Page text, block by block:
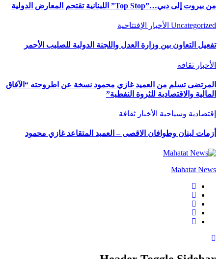
من بيروت إلى دبي…”Top Stop” اللبنانية تقتحم المعارض الدولية
Uncategorized الأخبار الإفتتاحية
تفعيل التعاون بين وزارة العدل واللجنة الدولية للصليب الأحمر
الأخبار ثقافة
المرتضى تسلم من العميد غازي محمود نسخة عن اطروحته “الآفاق
المالية والاقتصادية للثروة النفطية”
إقتصادية وسياحية الأخبار ثقافة
أزمات لبنان وطوافان الاقصى – العميد المتقاعد غازي محمود
Mahatat News